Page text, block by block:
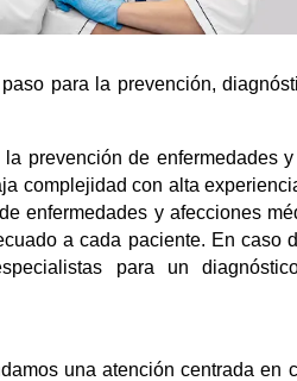
para la prevención,
prevención de enfermedades
complejidad con alta
enfermedades y afecciones
a cada paciente. En caso
para un
una atención centrada en